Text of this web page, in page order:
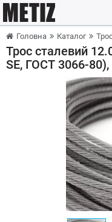
Головна Каталог
Трос сталевий
SE, ГОСТ 3066-